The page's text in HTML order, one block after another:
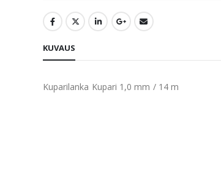
KUVAUS
Kuparilanka Kupari 1,0 mm / 14 m